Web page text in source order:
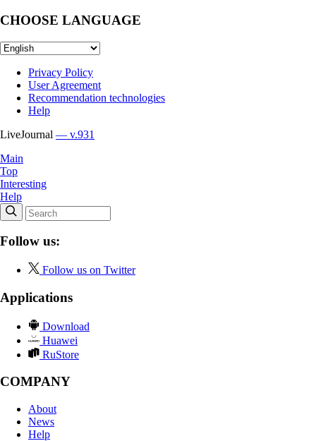
CHOOSE LANGUAGE
Privacy Policy
User Agreement
Recommendation technologies
Help
LiveJournal — v.931
Main
Top
Interesting
Help
Follow us:
Follow us on Twitter
Applications
Download
Huawei
RuStore
COMPANY
About
News
Help